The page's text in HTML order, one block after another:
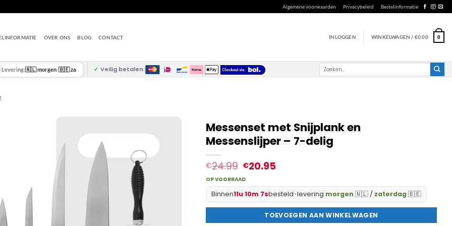
Algemene voorwaarden Privacybeleid Bestelinformatie
OVER ONS BLOG CONTACT INLOGGEN WINKELWAGEN / €0.00 0
Levering:🇳🇱 morgen/🇧🇪 za ✓ Veilig betalen:
Zoeken
Messenset met Snijplank en
Messenslijper – 7-delig
€24.99 €20.95
OP VOORRAAD
Binnen11u 10m 6sbesteld•levering morgen 🇳🇱 / zaterdag🇧🇪
TOEVOEGEN AAN WINKELWAGEN